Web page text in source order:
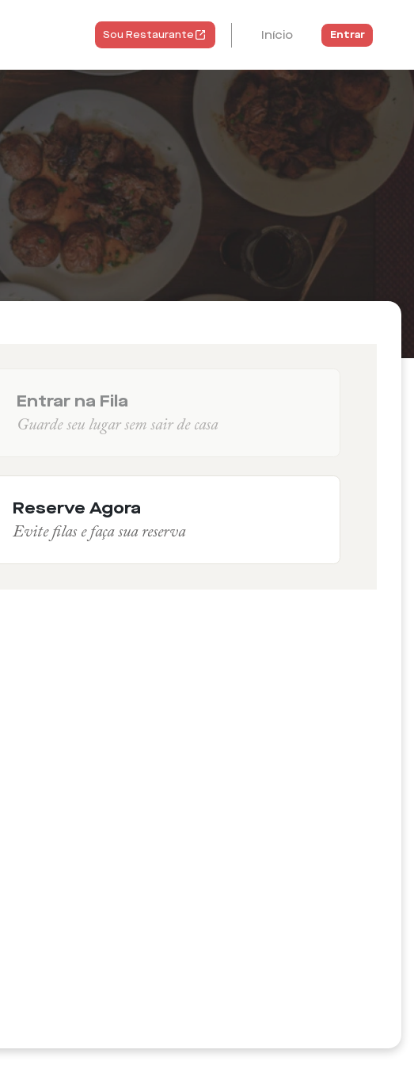
Sou Restaurante Início Entrar
Entrar na Fila
Guarde seu lugar sem sair de casa
Reserve Agora
Evite filas e faça sua reserva